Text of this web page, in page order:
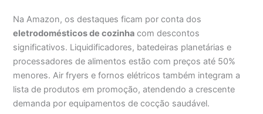
Na Amazon, os destaques ficam por conta dos
eletrodomésticos de cozinha com descontos
significativos. Liquidificadores, batedeiras planetárias e
processadores de alimentos estão com preços até 50%
menores. Air fryers e fornos elétricos também integram a
lista de produtos em promoção, atendendo a crescente
demanda por equipamentos de cocção saudável.